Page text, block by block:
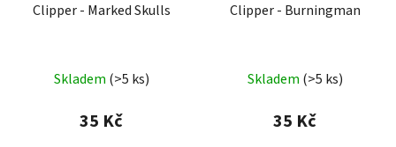
Clipper - Marked Skulls
Skladem (>5 ks)
35 Kč
Clipper - Burningman
Skladem (>5 ks)
35 Kč